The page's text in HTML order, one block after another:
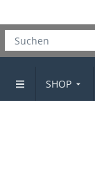
SHOP
Türband